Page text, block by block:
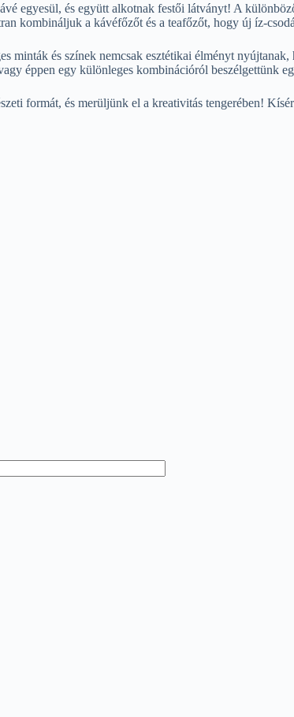
egyesül, és együtt alkotnak festői látványt! A
kombináljuk a kávéfőzőt és a teafőzőt, hogy új íz-
és színek nemcsak esztétikai élményt nyújtanak,
éppen egy különleges kombinációról beszélgettünk
formát, és merüljünk el a kreativitás tengerében!